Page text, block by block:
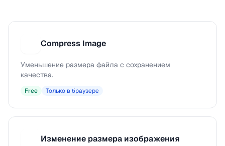
Compress Image
Уменьшение размера файла с сохранением
качества.
Free Только в браузере
Изменение размера изображения